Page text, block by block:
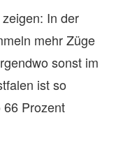
In der
mehr Züge
sonst im
ist so
Prozent